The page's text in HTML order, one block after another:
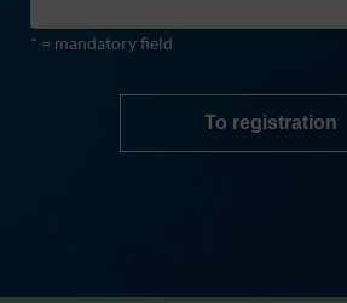
* = mandatory field
To registration